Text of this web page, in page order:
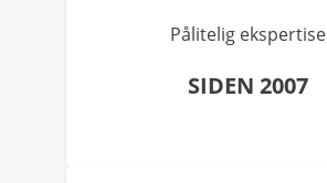
Pålitelig ekspertise
SIDEN 2007